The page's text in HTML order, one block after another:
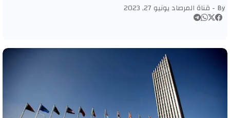
By - قناة المرصاديونيو 27, 2023